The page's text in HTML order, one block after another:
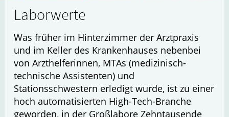
Laborwerte
Was früher im Hinterzimmer der Arztpraxis
und im Keller des Krankenhauses nebenbei
von Arzthelferinnen, MTAs (medizinisch-
technische Assistenten) und
Stationsschwestern erledigt wurde, ist zu einer
hoch automatisierten High-Tech-Branche
geworden, in der Großlabore Zehntausende